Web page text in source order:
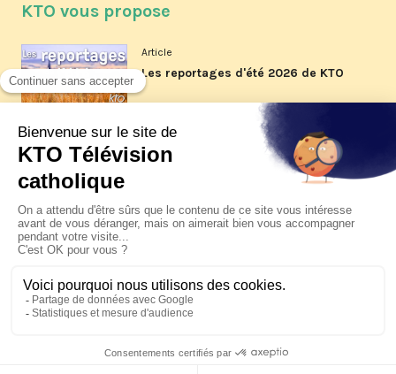
KTO vous propose
Article
Les reportages d'été 2026 de KTO
Article
La visite pastorale du pape Léon
XIV à Assise à suivre sur KTO le
Article